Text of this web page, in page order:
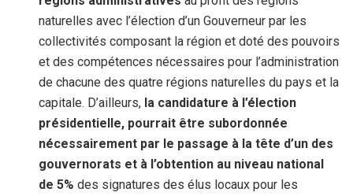
naturelles avec l’élection d’un Gouverneur par les
collectivités composant la région et doté des pouvoirs
et des compétences nécessaires pour l’administration
de chacune des quatre régions naturelles du pays et la
capitale. D’ailleurs, la candidature à l’élection
présidentielle, pourrait être subordonnée
nécessairement par le passage à la tête d’un des
gouvernorats et à l’obtention au niveau national
de 5% des signatures des élus locaux pour les